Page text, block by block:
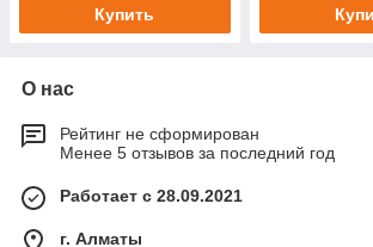
Купить
О нас
Рейтинг не сформирован
Менее 5 отзывов за последний год
Работает с 28.09.2021
г. Алматы